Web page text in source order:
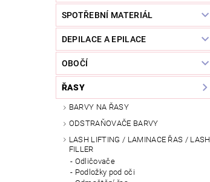
SPOTŘEBNÍ MATERIÁL
DEPILACE A EPILACE
OBOČÍ
ŘASY
BARVY NA ŘASY
ODSTRAŇOVAČE BARVY
LASH LIFTING / LAMINACE ŘAS / LASH
FILLER
Odličovače
Podložky pod oči